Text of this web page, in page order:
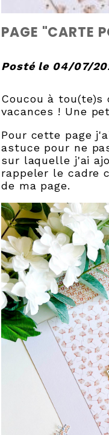
PAGE "CARTE
Posté le 04/07/
Coucou à
vacances ! Une
Pour cette page
astuce pour ne
sur laquelle j'ai
rappeler le cadre
de ma page.